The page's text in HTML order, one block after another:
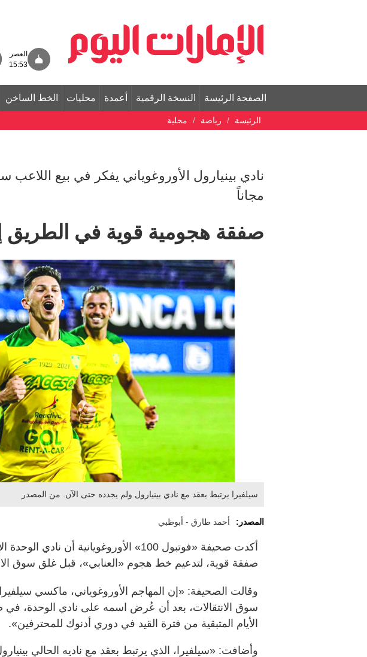
العصر
15:53
الصفحة الرئيسة النسخة الرقمية أعمدة محليات الخط الساخن
الرئيسة رياضة محلية
نادي بينيارول الأوروغوياني يفكر في بيع اللاعب
مجاناً
صفقة هجومية قوية في الطريق
سيلفيرا يرتبط بعقد مع نادي بينيارول ولم يجدده حتى الآن. من المصدر
المصدر: أحمد طارق - أبوظبي
أكدت صحيفة «فوتبول 100» الأوروغويانية أن
صفقة قوية، لتدعيم خط هجوم «العنابي»، قبل غلق سوق
وقالت الصحيفة: «إن المهاجم الأوروغوياني، ماكسي
سوق الانتقالات، بعد أن عُرض اسمه على نادي الوحدة،
الأيام المتبقية من فترة القيد في دوري أدنوك للمحترفين».
وأضافت: «سيلفيرا، الذي يرتبط بعقد مع ناديه الحالي